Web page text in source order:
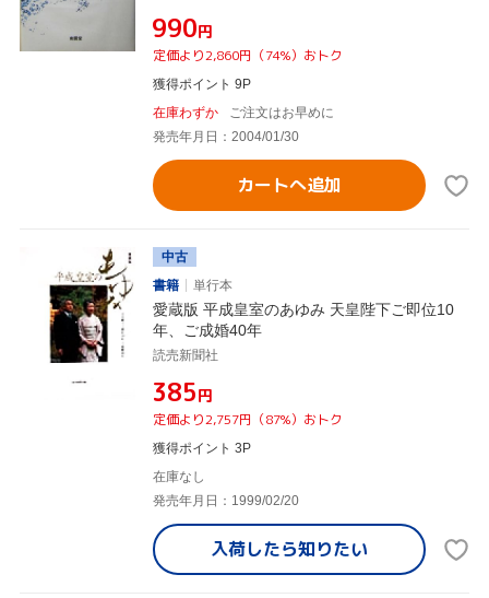
¥990円
定価より2,860円（74%）おトク
獲得ポイント 9P
在庫わずか
ご注文はお早めに
発売年月日：2004/01/30
カートへ追加
中古
書籍
単行本
愛蔵版 平成皇室のあゆみ 天皇陛下ご即位10
年、ご成婚40年
読売新聞社
¥385円
定価より2,757円（87%）おトク
獲得ポイント 3P
在庫なし
発売年月日：1999/02/20
入荷したら知りたい